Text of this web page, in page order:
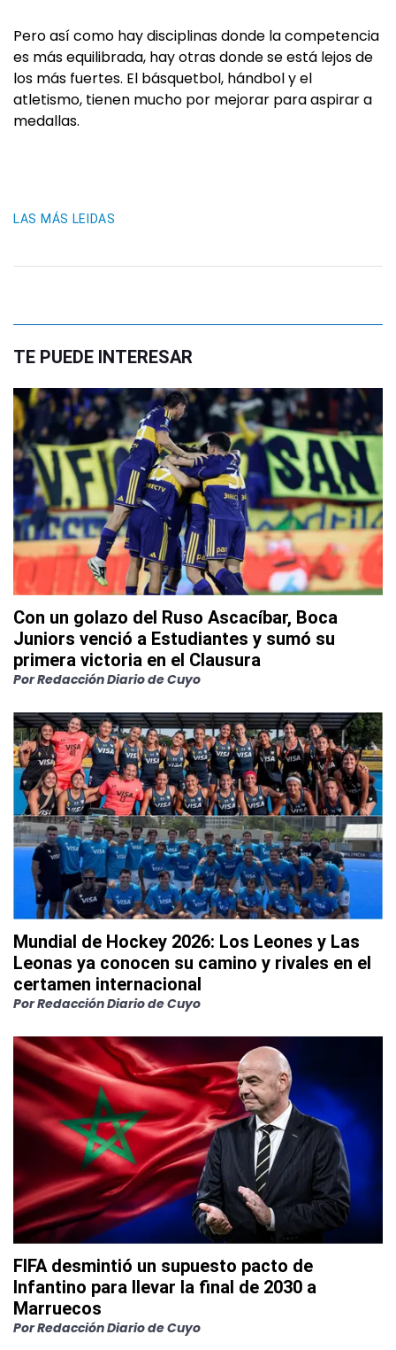
Pero así como hay disciplinas donde la competencia
es más equilibrada, hay otras donde se está lejos de
los más fuertes. El básquetbol, hándbol y el
atletismo, tienen mucho por mejorar para aspirar a
medallas.
LAS MÁS LEIDAS
TE PUEDE INTERESAR
Con un golazo del Ruso Ascacíbar, Boca
Juniors venció a Estudiantes y sumó su
primera victoria en el Clausura
PorRedacción Diario de Cuyo
Mundial de Hockey 2026: Los Leones y Las
Leonas ya conocen su camino y rivales en el
certamen internacional
PorRedacción Diario de Cuyo
FIFA desmintió un supuesto pacto de
Infantino para llevar la final de 2030 a
Marruecos
PorRedacción Diario de Cuyo